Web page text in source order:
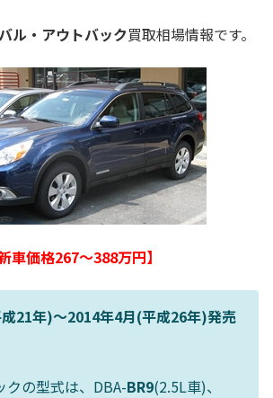
ル・アウトバック買取相場情報です。
新車価格267～388万円】
21年)～2014年4月(平成26年)発売
クの型式は、DBA-BR9(2.5L車)、